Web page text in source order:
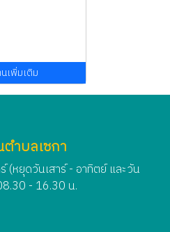
เพิ่มเติม
ำบลเซกา
(หยุดวันเสาร์ - อาทิตย์ และวัน
- 16.30 น.